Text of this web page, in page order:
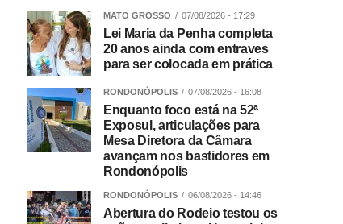
MATO GROSSO 07/08/2026 - 17:29
Lei Maria da Penha completa
20 anos ainda com entraves
para ser colocada em prática
RONDONÓPOLIS 07/08/2026 - 16:08
Enquanto foco está na 52ª
Exposul, articulações para
Mesa Diretora da Câmara
avançam nos bastidores em
Rondonópolis
RONDONÓPOLIS 06/08/2026 - 14:46
Abertura do Rodeio testou os